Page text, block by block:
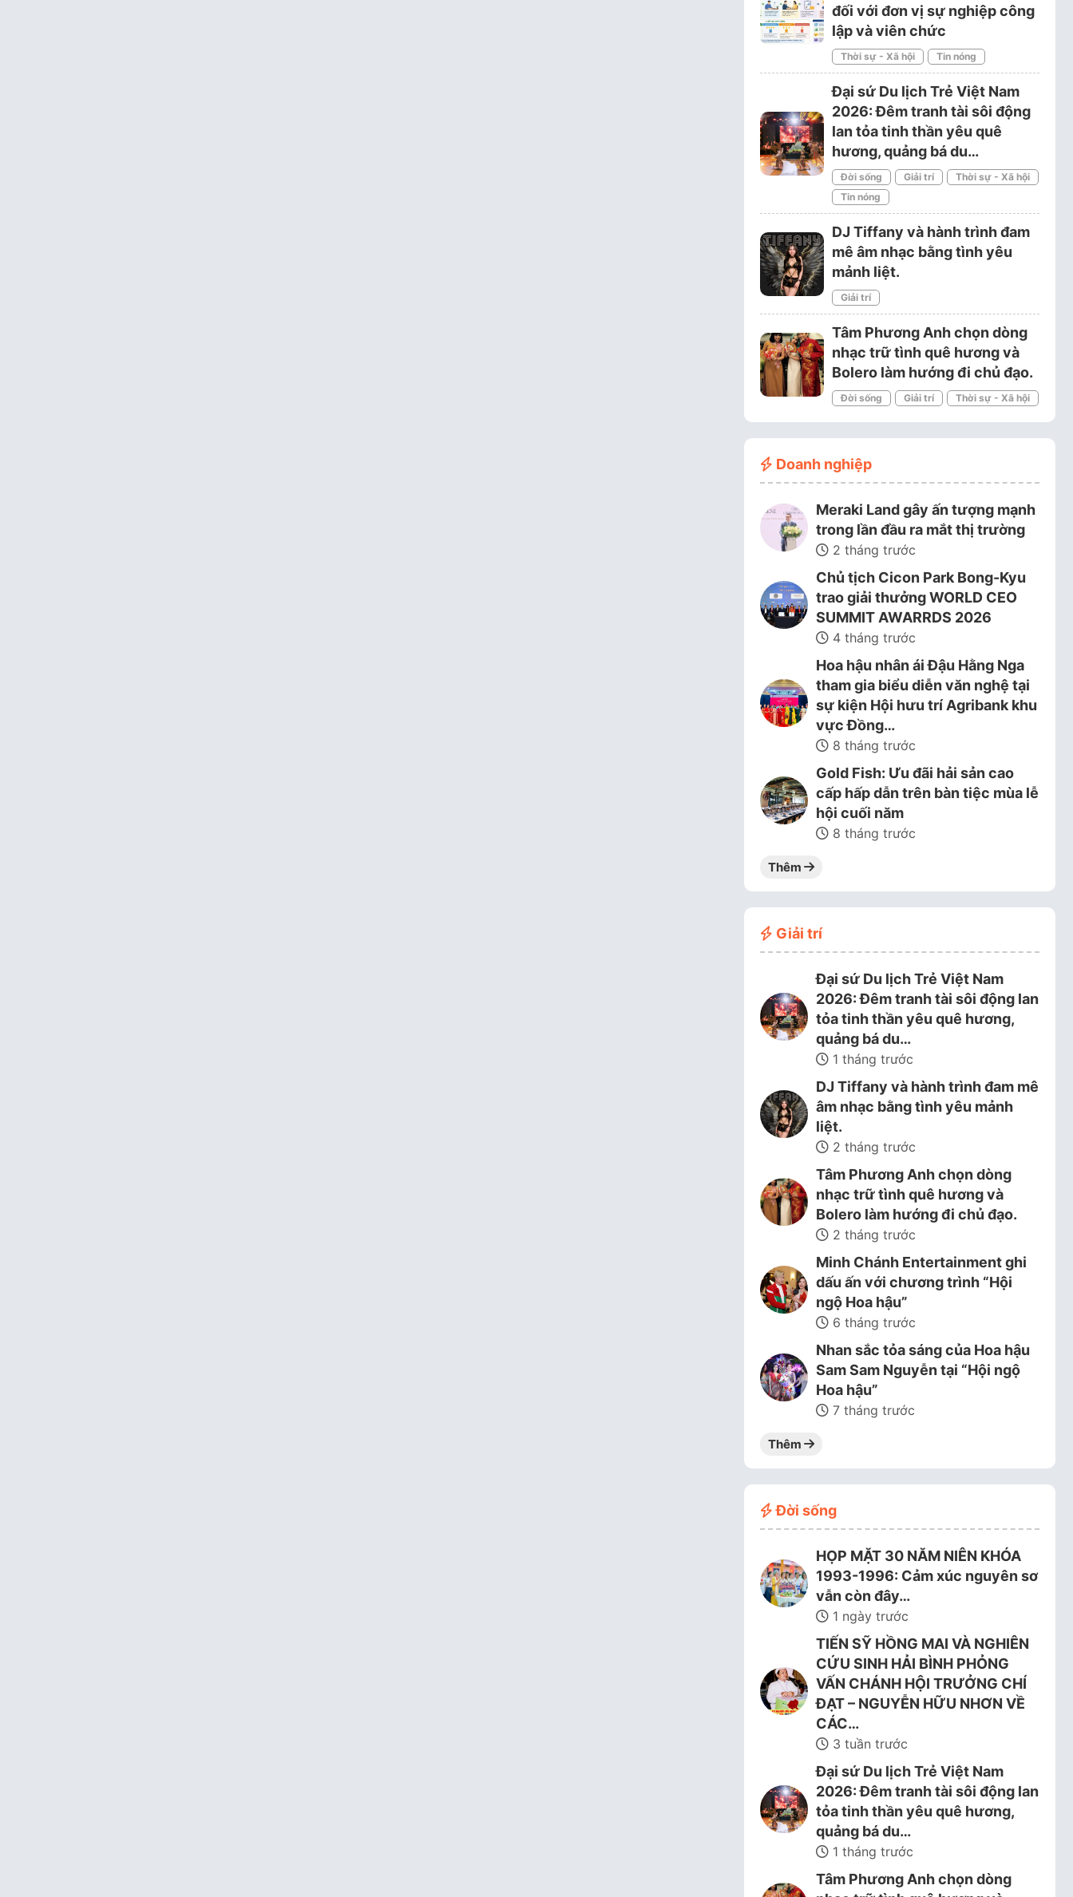
đối với đơn vị sự nghiệp công
lập và viên chức
Thời sự - Xã hội Tin nóng
Đại sứ Du lịch Trẻ Việt Nam
2026: Đêm tranh tài sôi động
lan tỏa tinh thần yêu quê
hương, quảng bá du…
Đời sống Giải trí
Thời sự - Xã hội
Tin nóng
DJ Tiffany và hành trình đam
mê âm nhạc bằng tình yêu
mảnh liệt.
Giải trí
Tâm Phương Anh chọn dòng
nhạc trữ tình quê hương và
Bolero làm hướng đi chủ đạo.
Đời sống Giải trí Thời sự - Xã hội
Doanh nghiệp
Meraki Land gây ấn tượng mạnh
trong lần đầu ra mắt thị trường
2 tháng trước
Chủ tịch Cicon Park Bong-Kyu
trao giải thưởng WORLD CEO
SUMMIT AWARRDS 2026
4 tháng trước
Hoa hậu nhân ái Đậu Hằng Nga
tham gia biểu diễn văn nghệ tại
sự kiện Hội hưu trí Agribank khu
vực Đồng…
8 tháng trước
Gold Fish: Ưu đãi hải sản cao
cấp hấp dẫn trên bàn tiệc mùa lễ
hội cuối năm
8 tháng trước
Thêm
Giải trí
Đại sứ Du lịch Trẻ Việt Nam
2026: Đêm tranh tài sôi động lan
tỏa tinh thần yêu quê hương,
quảng bá du…
1 tháng trước
DJ Tiffany và hành trình đam mê
âm nhạc bằng tình yêu mảnh
liệt.
2 tháng trước
Tâm Phương Anh chọn dòng
nhạc trữ tình quê hương và
Bolero làm hướng đi chủ đạo.
2 tháng trước
Minh Chánh Entertainment ghi
dấu ấn với chương trình “Hội
ngộ Hoa hậu”
6 tháng trước
Nhan sắc tỏa sáng của Hoa hậu
Sam Sam Nguyễn tại “Hội ngộ
Hoa hậu”
7 tháng trước
Thêm
Đời sống
HỌP MẶT 30 NĂM NIÊN KHÓA
1993-1996: Cảm xúc nguyên sơ
vẫn còn đây…
1 ngày trước
TIẾN SỸ HỒNG MAI VÀ NGHIÊN
CỨU SINH HẢI BÌNH PHỎNG
VẤN CHÁNH HỘI TRƯỞNG CHÍ
ĐẠT – NGUYỄN HỮU NHƠN VỀ
CÁC…
3 tuần trước
Đại sứ Du lịch Trẻ Việt Nam
2026: Đêm tranh tài sôi động lan
tỏa tinh thần yêu quê hương,
quảng bá du…
1 tháng trước
Tâm Phương Anh chọn dòng